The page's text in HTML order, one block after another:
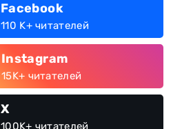
Facebook
110 K+ читателей
Instagram
15K+ читателей
X
100K+ читателей